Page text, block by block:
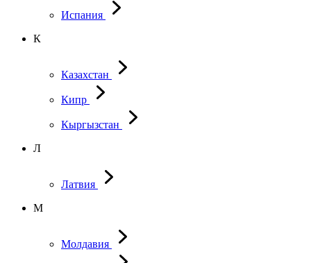
Испания
К
Казахстан
Кипр
Кыргызстан
Л
Латвия
М
Молдавия